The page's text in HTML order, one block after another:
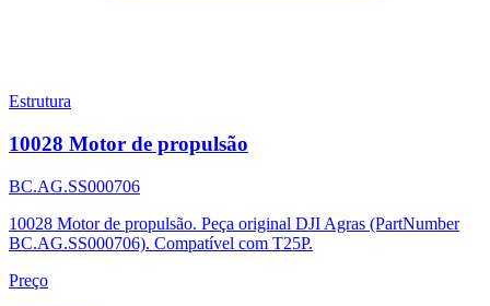
Estrutura
10028 Motor de propulsão
BC.AG.SS000706
10028 Motor de propulsão. Peça original DJI Agras (PartNumber
BC.AG.SS000706). Compatível com T25P.
Preço